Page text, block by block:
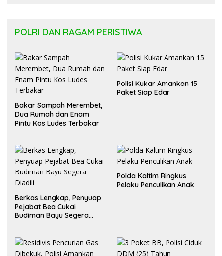
POLRI DAN RAGAM PERISTIWA
Bakar Sampah Merembet,
Dua Rumah dan Enam
Pintu Kos Ludes Terbakar
Polisi Kukar Amankan 15
Paket Siap Edar
Berkas Lengkap, Penyuap
Pejabat Bea Cukai
Budiman Bayu Segera
Polda Kaltim Ringkus
Pelaku Penculikan Anak